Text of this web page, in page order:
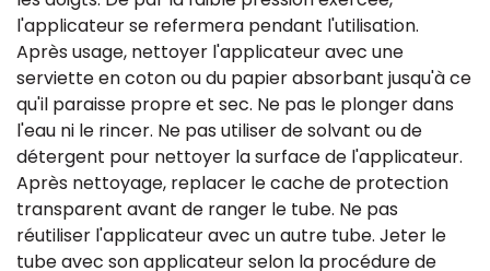
l'applicateur se refermera pendant l'utilisation.
Après usage, nettoyer l'applicateur avec une
serviette en coton ou du papier absorbant jusqu'à ce
qu'il paraisse propre et sec. Ne pas le plonger dans
l'eau ni le rincer. Ne pas utiliser de solvant ou de
détergent pour nettoyer la surface de l'applicateur.
Après nettoyage, replacer le cache de protection
transparent avant de ranger le tube. Ne pas
réutiliser l'applicateur avec un autre tube. Jeter le
tube avec son applicateur selon la procédure de